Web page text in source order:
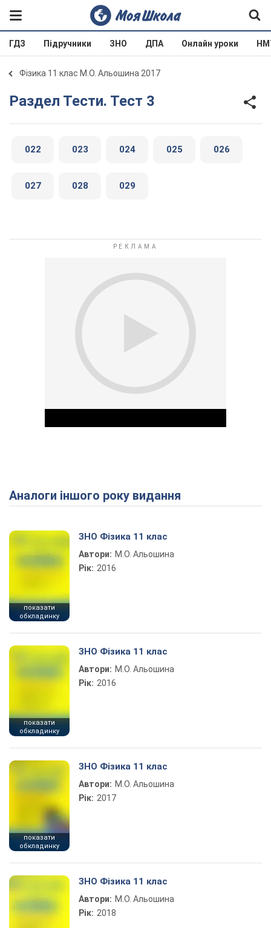
ГДЗ Підручники ЗНО ДПА Онлайн уроки
Фізика 11 клас М.О. Альошина 2017
Раздел Тести. Тест 3
022 023 024 025 026
027 028 029
Play Video
Аналоги іншого року видання
показати
обкладинку
ЗНО Фізика 11 клас
Автори: М.О. Альошина
Рік: 2016
показати
обкладинку
ЗНО Фізика 11 клас
Автори: М.О. Альошина
Рік: 2016
показати
обкладинку
ЗНО Фізика 11 клас
Автори: М.О. Альошина
Рік: 2017
ЗНО Фізика 11 клас
Автори: М.О. Альошина
Рік: 2018